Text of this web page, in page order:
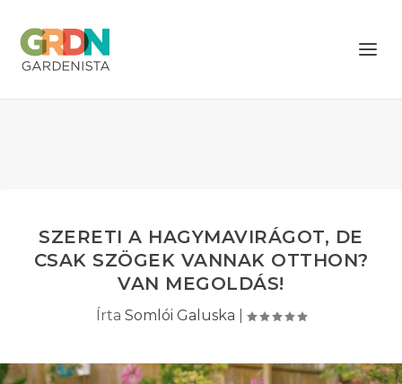
SZERETI A HAGYMAVIRÁGOT, DE
CSAK SZÖGEK VANNAK OTTHON?
VAN MEGOLDÁS!
Írta Somlói Galuska